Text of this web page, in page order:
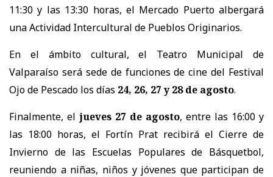
11:30 y las 13:30 horas, el Mercado Puerto albergará
una Actividad Intercultural de Pueblos Originarios.
En el ámbito cultural, el Teatro Municipal de
Valparaíso será sede de funciones de cine del Festival
Ojo de Pescado los días 24, 26, 27 y 28 de agosto.
Finalmente, el jueves 27 de agosto, entre las 16:00 y
las 18:00 horas, el Fortín Prat recibirá el Cierre de
Invierno de las Escuelas Populares de Básquetbol,
reuniendo a niñas, niños y jóvenes que participan de